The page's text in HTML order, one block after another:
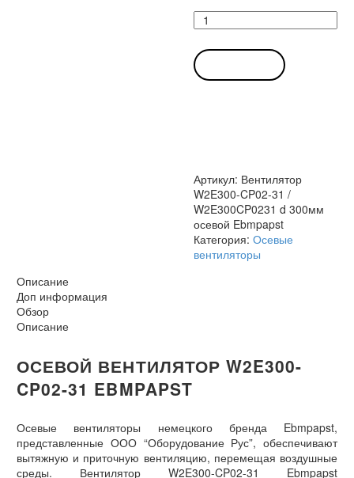
Количество
товара
Вентилятор
W2E300-
CP02-
Ebmpapst
Артикул: Вентилятор
W2E300-CP02-31 /
W2E300CP0231 d 300мм
осевой Ebmpapst
Категория: Осевые
вентиляторы
Описание
Доп информация
Обзор
Описание
ОСЕВОЙ ВЕНТИЛЯТОР W2E300-
CP02-31 EBMPAPST
Осевые вентиляторы немецкого бренда Ebmpapst,
представленные ООО “Оборудование Рус”, обеспечивают
вытяжную и приточную вентиляцию, перемещая воздушные
среды. Вентилятор W2E300-CP02-31 Ebmpapst